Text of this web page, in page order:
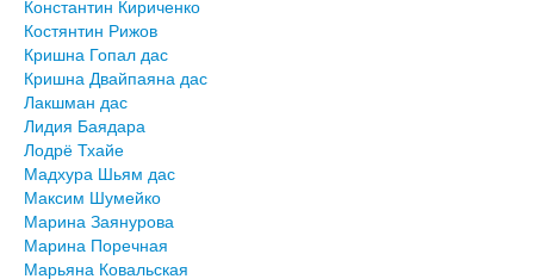
Константин Кириченко
Костянтин Рижов
Кришна Гопал дас
Кришна Двайпаяна дас
Лакшман дас
Лидия Баядара
Лодрё Тхайе
Мадхура Шьям дас
Максим Шумейко
Марина Заянурова
Марина Поречная
Марьяна Ковальская